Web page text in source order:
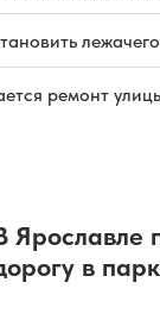
ремонт
Ярославле
в